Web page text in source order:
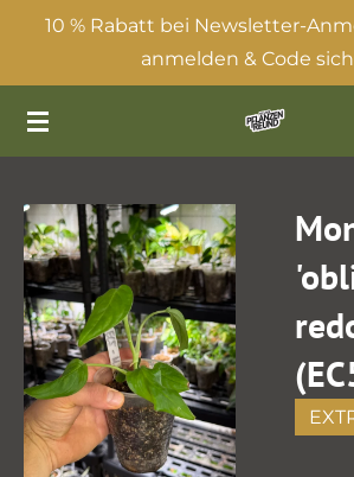
Zum10 % Rabatt bei Newsletter-
anmelden & Code